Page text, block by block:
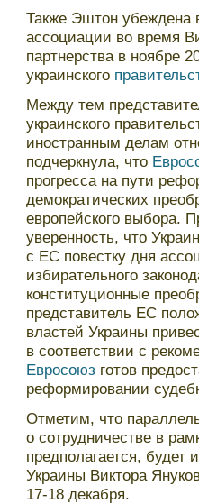
Также Эштон убеждена
ассоциации во время
партнерства в ноябре
украинского
Между тем
украинского
иностранным делам
подчеркнула, что
прогресса на пути
демократических
европейского выбора.
уверенность, что
с ЕС повестку дня
избирательного
конституционные
представитель ЕС
властей Украины
в соответствии с
Евросоюз готов
реформировании
Отметим, что
о сотрудничестве в
предполагается, будет
Украины Виктора
17-18 декабря.